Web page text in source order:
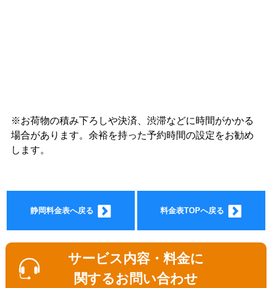
ョン料
金
※お荷物の積み下ろしや決済、渋滞などに時間がかかる
場合があります。余裕を持った予約時間の設定をお勧め
します。
静岡料金表へ戻る 料金表TOPへ戻る
サービス内容・料金に
関するお問い合わせ